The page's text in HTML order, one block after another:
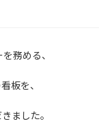
務める、
板を、
ました。